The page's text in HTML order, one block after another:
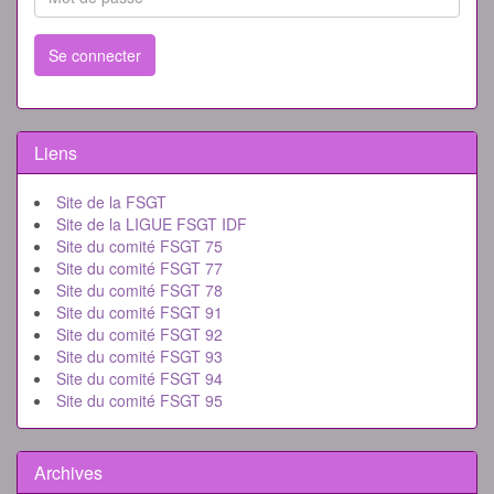
Se connecter
Liens
Site de la FSGT
Site de la LIGUE FSGT IDF
Site du comité FSGT 75
Site du comité FSGT 77
Site du comité FSGT 78
Site du comité FSGT 91
Site du comité FSGT 92
Site du comité FSGT 93
Site du comité FSGT 94
Site du comité FSGT 95
Archives